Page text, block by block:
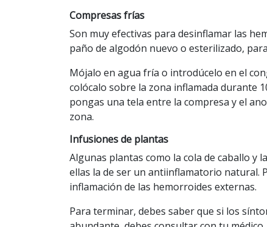
Compresas frías
Son muy efectivas para desinflamar las
paño de algodón nuevo o esterilizado,
Mójalo en agua fría o introdúcelo en el
colócalo sobre la zona inflamada durante
pongas una tela entre la compresa y el
zona.
Infusiones de plantas
Algunas plantas como la cola de caballo y
ellas la de ser un antiinflamatorio natural.
inflamación de las hemorroides externas.
Para terminar, debes saber que si los